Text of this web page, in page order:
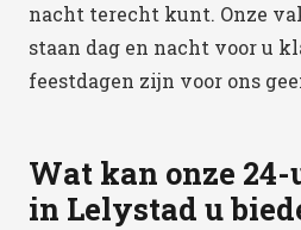
nacht terecht kunt. Onze
staan dag en nacht voor u
feestdagen zijn voor ons
Wat kan onze
in Lelystad u